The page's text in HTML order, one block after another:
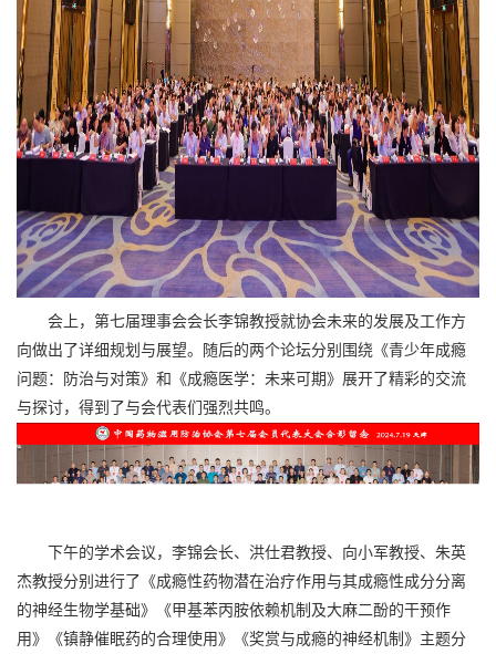
会上，第七届理事会会长李锦教授就协会未来的发展及工作方
向做出了详细规划与展望。随后的两个论坛分别围绕《青少年成瘾
问题：防治与对策》和《成瘾医学：未来可期》展开了精彩的交流
与探讨，得到了与会代表们强烈共鸣。
下午的学术会议，李锦会长、洪仕君教授、向小军教授、朱英
杰教授分别进行了《成瘾性药物潜在治疗作用与其成瘾性成分分离
的神经生物学基础》《甲基苯丙胺依赖机制及大麻二酚的干预作
用》《镇静催眠药的合理使用》《奖赏与成瘾的神经机制》主题分